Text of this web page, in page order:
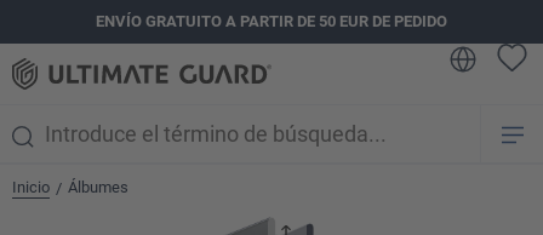
principalENVÍO GRATUITO A PARTIR DE 50 EUR DE PEDIDO
Inicio / Álbumes